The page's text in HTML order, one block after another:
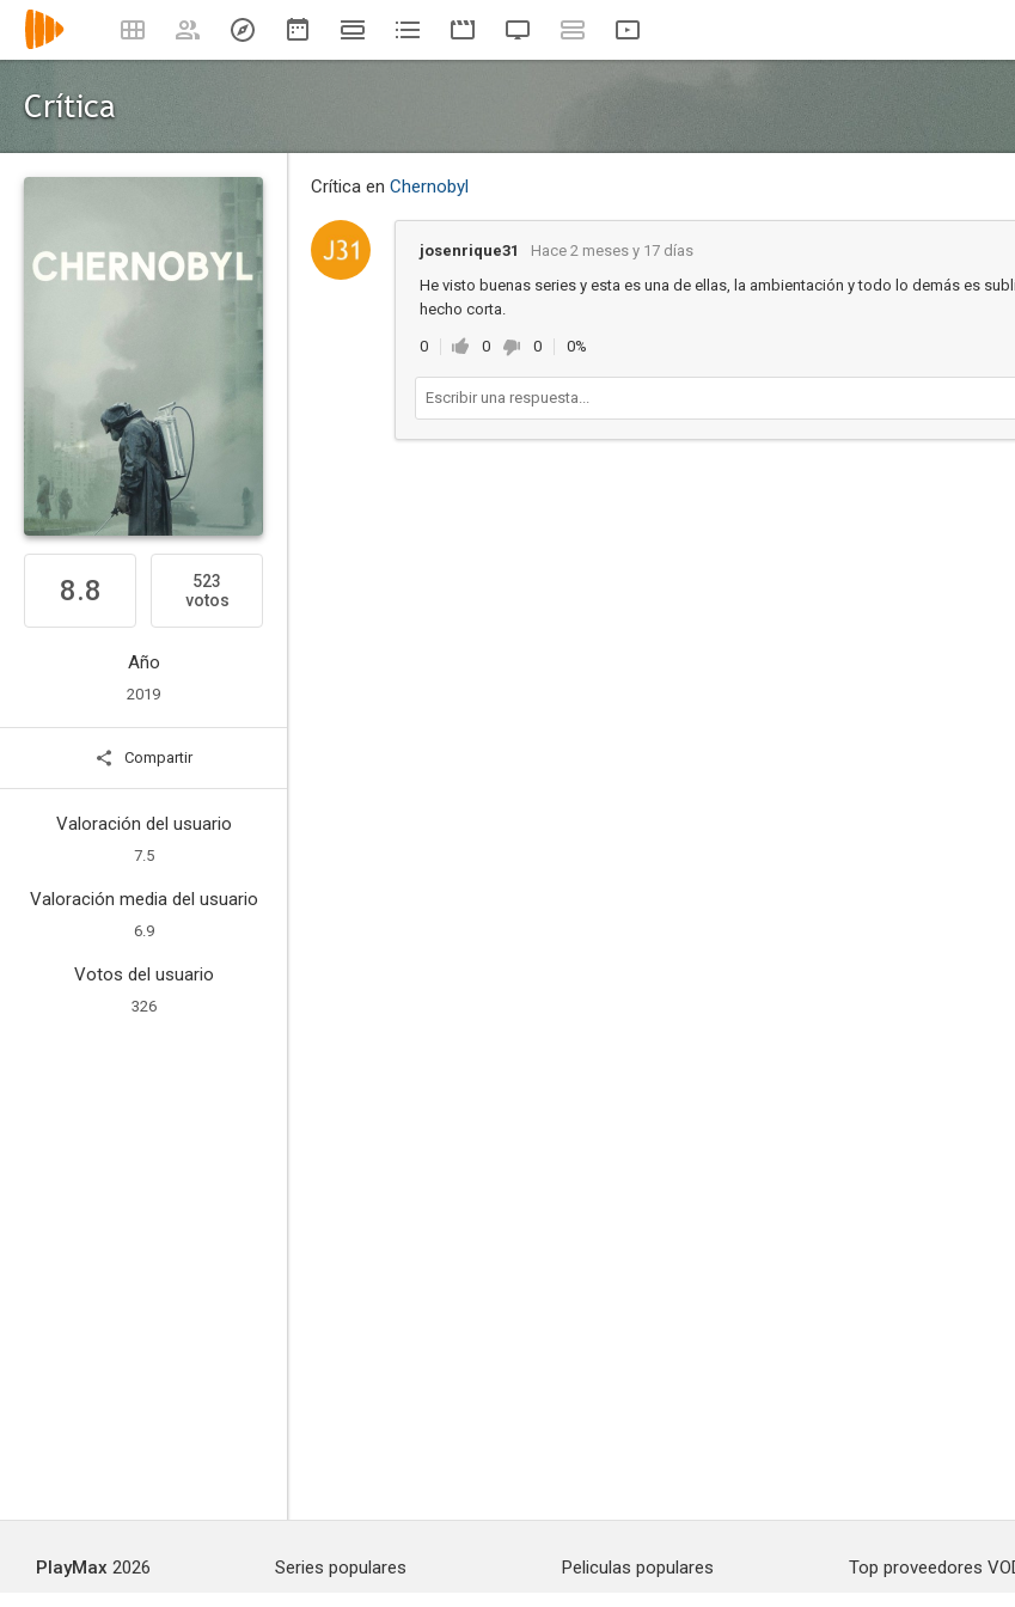
Crítica
8.8
523
votos
Año
2019
Compartir
Valoración del usuario
7.5
Valoración media del usuario
6.9
Votos del usuario
326
Crítica en Chernobyl
josenrique31 Hace 2 meses y 17 días
He visto buenas series y esta es una de ellas, la ambientación y todo lo demás es
hecho corta.
0 0 0 0%
PlayMax 2026
Series populares
Peliculas populares
Top proveedores